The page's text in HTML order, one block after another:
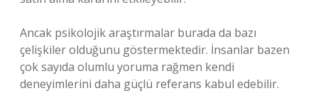
Ancak psikolojik araştırmalar burada da bazı
çelişkiler olduğunu göstermektedir. İnsanlar bazen
çok sayıda olumlu yoruma rağmen kendi
deneyimlerini daha güçlü referans kabul edebilir.